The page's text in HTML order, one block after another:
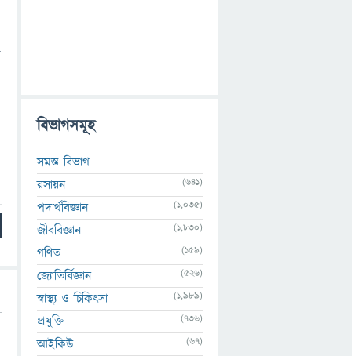
বিভাগসমূহ
সমস্ত বিভাগ
রসায়ন
(641)
পদার্থবিজ্ঞান (1,035)
জীববিজ্ঞান (1,830)
গণিত (159)
জ্যোতির্বিজ্ঞান (526)
স্বাস্থ্য ও চিকিৎসা (1,989)
প্রযুক্তি (736)
আইকিউ (67)